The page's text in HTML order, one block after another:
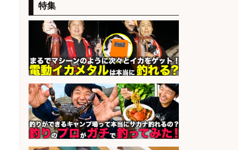
精肉・青果・鮮魚販売/「志布志
市」「時給1,150円〜」志布志駅か
ら車5分/お魚のカットや商品の陳列
業務/残業少なめ×車通勤OK×時間選
べる/鹿児島県/志布志市
会社名 株式会社ホットスタッフ鹿児島
sponsored by 求人ボックス
日払いOKで即日収入/製造スタッフ/
「広島市佐伯区」「時給1,200
特集